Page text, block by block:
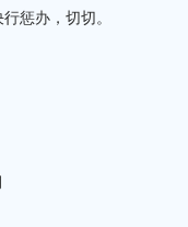
惩办，切切。